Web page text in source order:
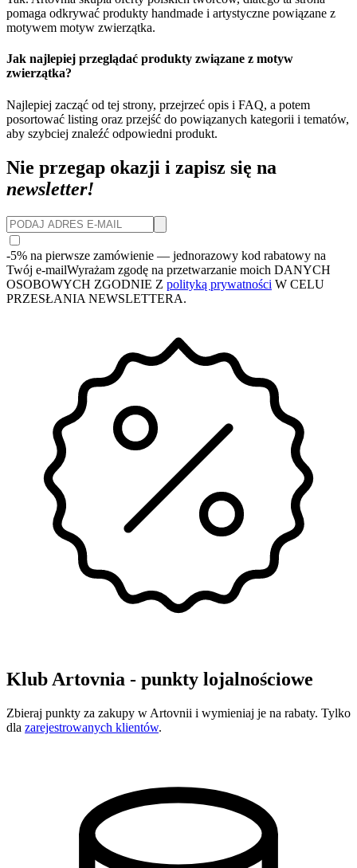
pomaga odkrywać produkty handmade i artystyczne powiązane z
motywem motyw zwierzątka.
Jak najlepiej przeglądać produkty związane z motyw
zwierzątka?
Najlepiej zacząć od tej strony, przejrzeć opis i FAQ, a potem
posortować listing oraz przejść do powiązanych kategorii i tematów,
aby szybciej znaleźć odpowiedni produkt.
Nie przegap okazji i zapisz się na
newsletter!
-5% na pierwsze zamówienie — jednorazowy kod rabatowy na
Twój e-mailWyrażam zgodę na przetwarzanie moich DANYCH
OSOBOWYCH ZGODNIE Z polityką prywatności W CELU
PRZESŁANIA NEWSLETTERA.
Klub Artovnia - punkty lojalnościowe
Zbieraj punkty za zakupy w Artovnii i wymieniaj je na rabaty. Tylko
dla zarejestrowanych klientów.